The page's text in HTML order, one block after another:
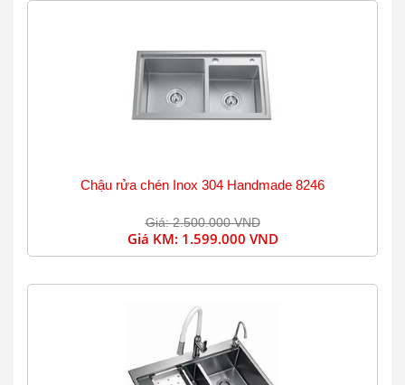
Chậu rửa chén Inox 304 Handmade 8246
Giá: 2.500.000 VND
Giá KM: 1.599.000 VND